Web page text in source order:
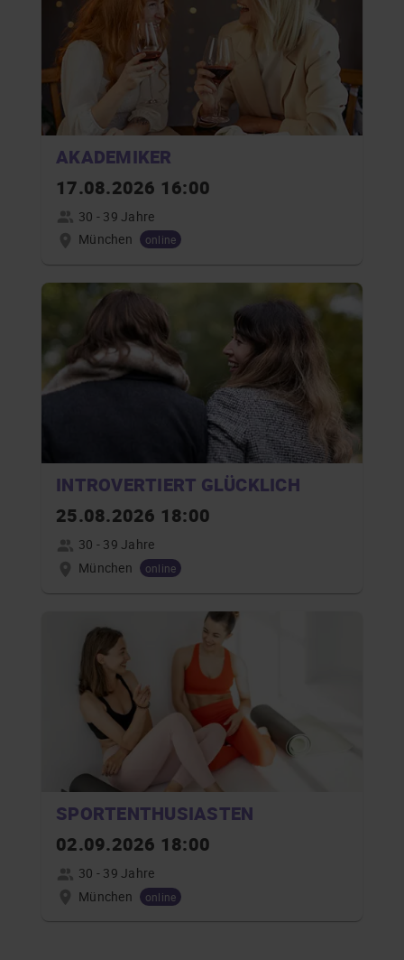
AKADEMIKER
17.08.2026 16:00
30 - 39 Jahre
München
online
INTROVERTIERT GLÜCKLICH
25.08.2026 18:00
30 - 39 Jahre
München
online
SPORTENTHUSIASTEN
02.09.2026 18:00
30 - 39 Jahre
München
online